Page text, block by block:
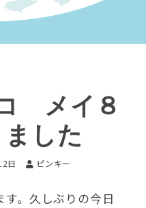
メイ８
した
日 ピンキー
。久しぶりの今日